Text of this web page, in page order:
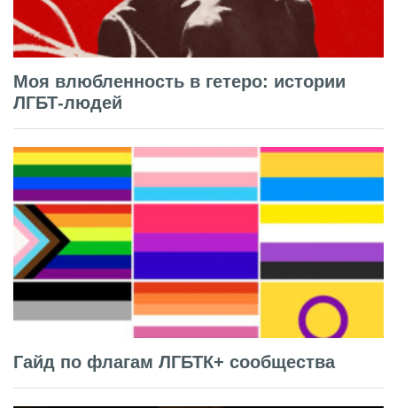
Моя влюбленность в гетеро: истории
ЛГБТ-людей
Гайд по флагам ЛГБТК+ сообщества